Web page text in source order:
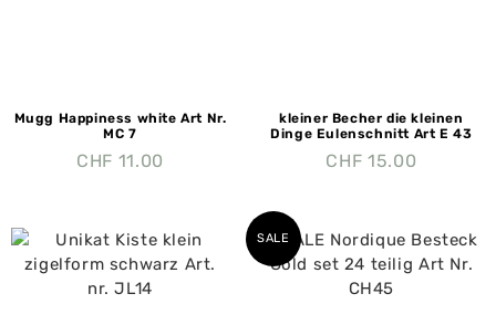
Mugg Happiness white Art Nr.
MC 7
CHF 11.00
kleiner Becher die kleinen
Dinge Eulenschnitt Art E 43
CHF 15.00
SALE